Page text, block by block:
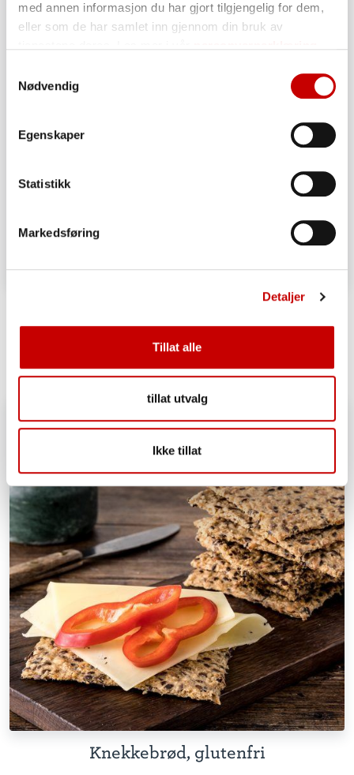
med annen informasjon du har gjort tilgjengelig for dem,
eller som de har samlet inn gjennom din bruk av
Nødvendig
Egenskaper
Statistikk
Markedsføring
Detaljer
Tillat alle
tillat utvalg
Ikke tillat
Grove müslibriks, glutenfri
Knekkebrød, glutenfri